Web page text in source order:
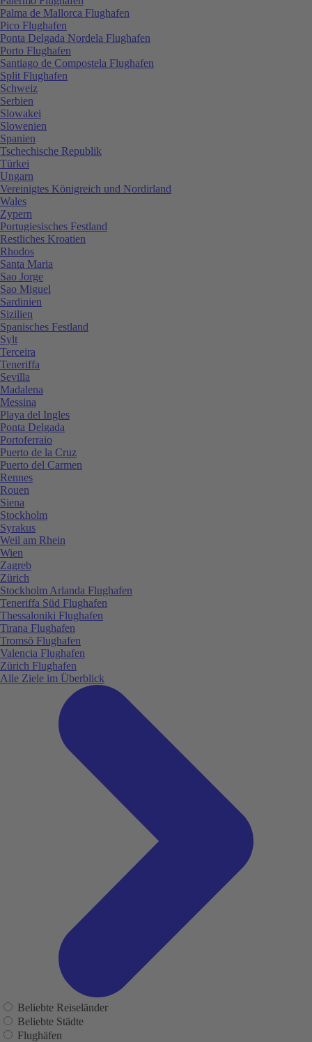
Palma de Mallorca Flughafen
Pico Flughafen
Ponta Delgada Nordela Flughafen
Porto Flughafen
Santiago de Compostela Flughafen
Split Flughafen
Schweiz
Serbien
Slowakei
Slowenien
Spanien
Tschechische Republik
Türkei
Ungarn
Vereinigtes Königreich und Nordirland
Wales
Zypern
Portugiesisches Festland
Restliches Kroatien
Rhodos
Santa Maria
Sao Jorge
Sao Miguel
Sardinien
Sizilien
Spanisches Festland
Sylt
Terceira
Teneriffa
Sevilla
Madalena
Messina
Playa del Ingles
Ponta Delgada
Portoferraio
Puerto de la Cruz
Puerto del Carmen
Rennes
Rouen
Siena
Stockholm
Syrakus
Weil am Rhein
Wien
Zagreb
Zürich
Stockholm Arlanda Flughafen
Teneriffa Süd Flughafen
Thessaloniki Flughafen
Tirana Flughafen
Tromsö Flughafen
Valencia Flughafen
Zürich Flughafen
Alle Ziele im Überblick
Beliebte Reiseländer
Beliebte Städte
Flughäfen